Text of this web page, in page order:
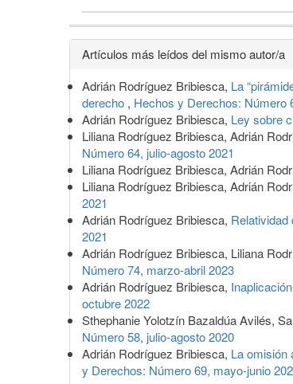
Detalles
del
artículo
Artículos más leídos del mismo autor/a
Adrián Rodríguez Bribiesca, La
derecho , Hechos y Derechos: Número
Adrián Rodríguez Bribiesca, Ley sobre
Liliana Rodríguez Bribiesca, Adrián
Número 64, julio-agosto 2021
Liliana Rodríguez Bribiesca, Adrián
Liliana Rodríguez Bribiesca, Adrián
2021
Adrián Rodríguez Bribiesca,
2021
Adrián Rodríguez Bribiesca, Liliana
Número 74, marzo-abril 2023
Adrián Rodríguez Bribiesca,
octubre 2022
Sthephanie Yolotzín Bazaldúa Avilés,
Número 58, julio-agosto 2020
Adrián Rodríguez Bribiesca, La omisión
y Derechos: Número 69, mayo-junio